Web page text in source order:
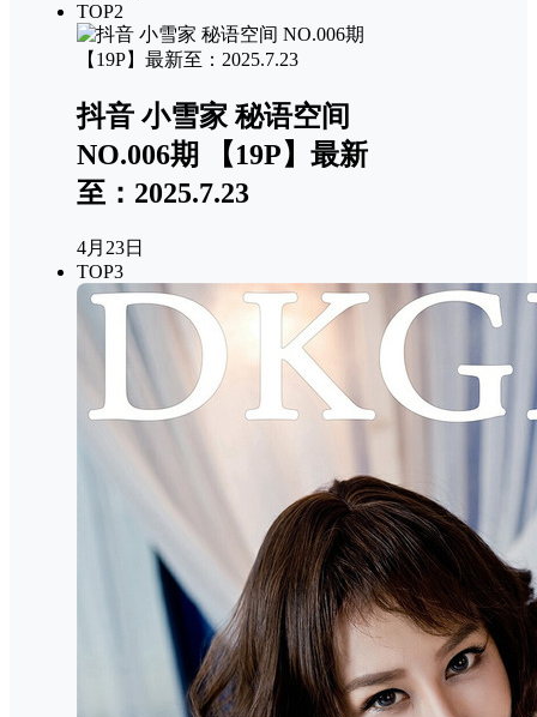
TOP2
抖音 小雪家 秘语空间
NO.006期 【19P】最新
至：2025.7.23
4月23日
TOP3